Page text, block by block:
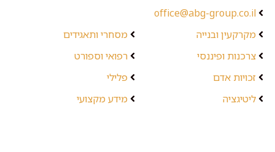
office@abg-group.co.il
מקרקעין ובנייה
צרכנות ופיננסי
זכויות אדם
ליטיגציה
מסחרי ותאגידים
רפואי וספורט
פלילי
מידע מקצועי